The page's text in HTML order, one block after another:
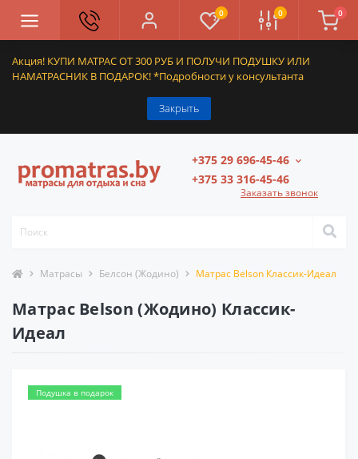
Акция! КУПИ МАТРАС ОТ 300 РУБ И ПОЛУЧИ ПОДУШКУ ИЛИ
НАМАТРАСНИК В ПОДАРОК! *Подробности у консультанта
Закрыть
0 0 0
+375 29 696-45-46
+375 33 316-45-46
Заказать звонок
Матрасы Белсон (Жодино) Матрас Belson Классик-Идеал
Матрас Belson (Жодино) Классик-
Идеал
Подушка в подарок